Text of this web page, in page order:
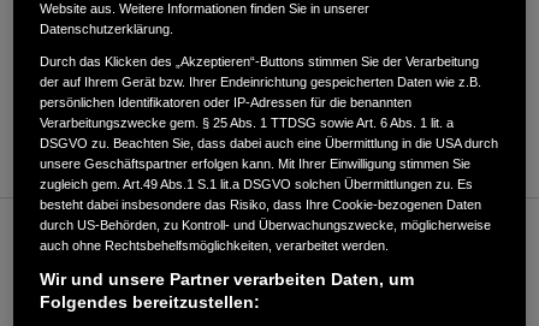
Verkauf
+49711167750
E-Mail
Kundenservice
Website aus. Weitere Informationen finden Sie in unserer
Datenschutzerklärung.
Durch das Klicken des „Akzeptieren“-Buttons stimmen Sie der Verarbeitung
der auf Ihrem Gerät bzw. Ihrer Endeinrichtung gespeicherten Daten wie z.B.
persönlichen Identifikatoren oder IP-Adressen für die benannten
Verarbeitungszwecke gem. § 25 Abs. 1 TTDSG sowie Art. 6 Abs. 1 lit. a
DSGVO zu. Beachten Sie, dass dabei auch eine Übermittlung in die USA durch
unsere Geschäftspartner erfolgen kann. Mit Ihrer Einwilligung stimmen Sie
zugleich gem. Art.49 Abs.1 S.1 lit.a DSGVO solchen Übermittlungen zu. Es
besteht dabei insbesondere das Risiko, dass Ihre Cookie-bezogenen Daten
durch US-Behörden, zu Kontroll- und Überwachungszwecke, möglicherweise
auch ohne Rechtsbehelfsmöglichkeiten, verarbeitet werden.
Wir und unsere Partner verarbeiten Daten, um
Folgendes bereitzustellen: